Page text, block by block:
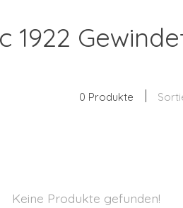
1922
0 Produkte
Keine Produkte gefunden!